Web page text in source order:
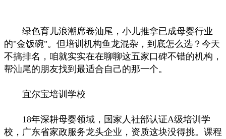
绿色育儿浪潮席卷汕尾，小儿推拿已成母婴行业
的"金饭碗"。但培训机构鱼龙混杂，到底怎么选？今天
不搞排名，咱就实实在在聊聊这五家口碑不错的机构，
帮汕尾的朋友找到最适合自己的那一个。
宜尔宝培训学校
18年深耕母婴领域，国家人社部认证A级培训学
校，广东省家政服务龙头企业，资质这块没得挑。课程